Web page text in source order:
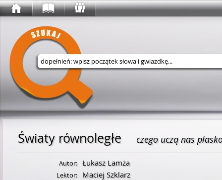
Wyszukaj w serwisie
Światy równoległe czego uczą nas
Autor: Łukasz Lamża
Lektor: Maciej Szklarz